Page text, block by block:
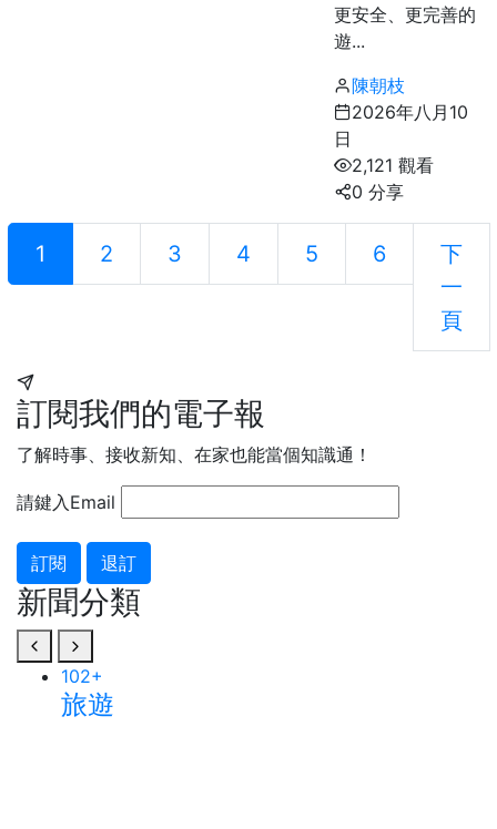
更安全、更完善的
遊...
陳朝枝
2026年八月10
日
2,121 觀看
0 分享
1 2 3 4 5 6
下
一
頁
訂閱我們的電子報
了解時事、接收新知、在家也能當個知識通！
請鍵入Email
訂閱 退訂
新聞分類
102+
旅遊